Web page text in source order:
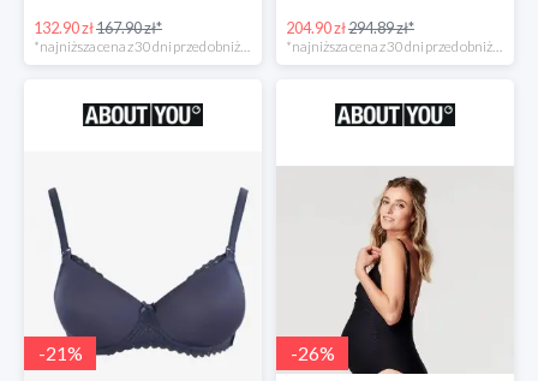
132.90 zł167.90 zł* 204.90 zł294.89 zł*
-21% -26%